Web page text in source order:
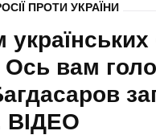
ПРОТИ УКРАЇНИ
Ось вам
ВIДЕО